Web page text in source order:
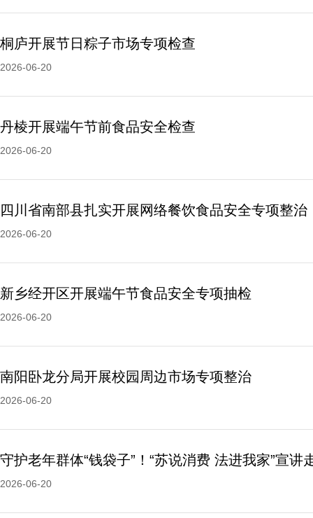
桐庐开展节日粽子市场专项检查
2026-06-20
丹棱开展端午节前食品安全检查
2026-06-20
四川省南部县扎实开展网络餐饮食品安全专项整治
2026-06-20
新乡经开区开展端午节食品安全专项抽检
2026-06-20
南阳卧龙分局开展校园周边市场专项整治
2026-06-20
守护老年群体“钱袋子”！“苏说消费 法进我家”宣讲
2026-06-20